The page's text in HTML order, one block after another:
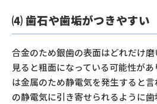
⑷ 歯石や歯垢がつきやすい
合金のため銀歯の表面はどれだけ
見ると粗面になっている可能性が
は金属のため静電気を発生すると言
の静電気に引き寄せられるように